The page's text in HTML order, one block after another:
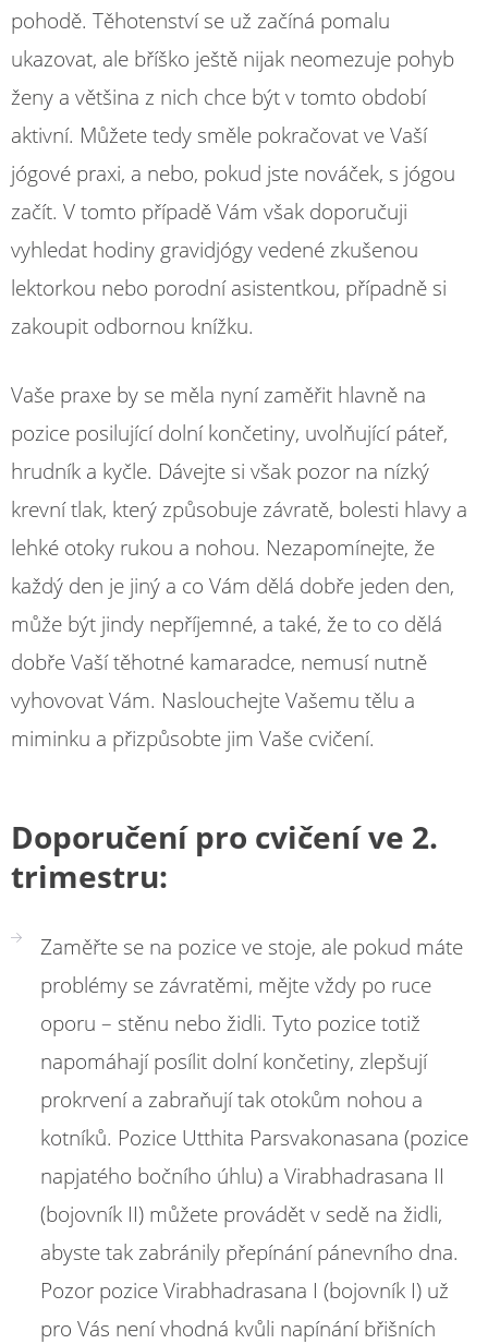
pohodě. Těhotenství se už začíná pomalu
ukazovat, ale bříško ještě nijak neomezuje pohyb
ženy a většina z nich chce být v tomto období
aktivní. Můžete tedy směle pokračovat ve Vaší
jógové praxi, a nebo, pokud jste nováček, s jógou
začít. V tomto případě Vám však doporučuji
vyhledat hodiny gravidjógy vedené zkušenou
lektorkou nebo porodní asistentkou, případně si
zakoupit odbornou knížku.
Vaše praxe by se měla nyní zaměřit hlavně na
pozice posilující dolní končetiny, uvolňující páteř,
hrudník a kyčle. Dávejte si však pozor na nízký
krevní tlak, který způsobuje závratě, bolesti hlavy a
lehké otoky rukou a nohou. Nezapomínejte, že
každý den je jiný a co Vám dělá dobře jeden den,
může být jindy nepříjemné, a také, že to co dělá
dobře Vaší těhotné kamaradce, nemusí nutně
vyhovovat Vám. Naslouchejte Vašemu tělu a
miminku a přizpůsobte jim Vaše cvičení.
Doporučení pro cvičení ve 2.
trimestru:
Zaměřte se na pozice ve stoje, ale pokud máte
problémy se závratěmi, mějte vždy po ruce
oporu – stěnu nebo židli. Tyto pozice totiž
napomáhají posílit dolní končetiny, zlepšují
prokrvení a zabraňují tak otokům nohou a
kotníků. Pozice Utthita Parsvakonasana (pozice
napjatého bočního úhlu) a Virabhadrasana II
(bojovník II) můžete provádět v sedě na židli,
abyste tak zabránily přepínání pánevního dna.
Pozor pozice Virabhadrasana I (bojovník I) už
pro Vás není vhodná kvůli napínání břišních